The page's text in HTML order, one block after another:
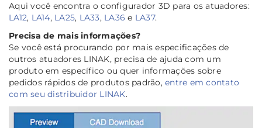
Aqui você encontra o configurador 3D para os atuadores:
LA12, LA14, LA25, LA33, LA36 e LA37.
Precisa de mais informações?
Se você está procurando por mais especificações de
outros atuadores LINAK, precisa de ajuda com um
produto em específico ou quer informações sobre
pedidos rápidos de produtos padrão, entre em contato
com seu distribuidor LINAK.